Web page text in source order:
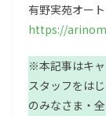
有野実苑オー
https://
※本記事はキャ
スタッフをは
のみなさま・